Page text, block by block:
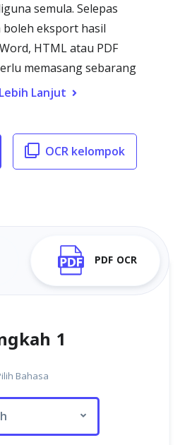
semula. Selepas
boleh eksport hasil
HTML atau PDF
memasang sebarang
Lanjut
OCR kelompok
PDF OCR
1
Bahasa